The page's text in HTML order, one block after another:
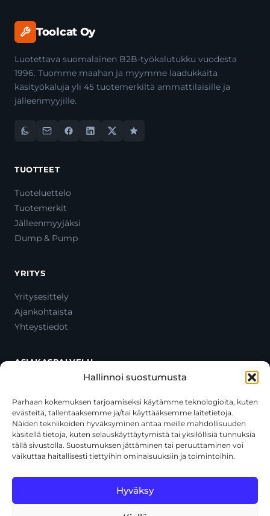
Hallinnoi suostumusta
Parhaan kokemuksen tarjoamiseksi käytämme teknologioita, kuten
evästeitä, tallentaaksemme ja/tai käyttääksemme laitetietoja.
Näiden tekniikoiden hyväksyminen antaa meille mahdollisuuden
käsitellä tietoja, kuten selauskäyttäytymistä tai yksilöllisiä tunnuksia
tällä sivustolla. Suostumuksen jättäminen tai peruuttaminen voi
vaikuttaa haitallisesti tiettyihin ominaisuuksiin ja toimintoihin.
Hyväksy
Toolcat Oy
Luotettava suomalainen B2B-työkalutukku vuodesta
1996. Tuomme maahan ja myymme laadukkaita
käsityökaluja yli 45 tuotemerkiltä ammattilaisille ja
jälleenmyyjille.
TUOTTEET
Tuoteluettelo
Tuotemerkit
Jälleenmyyjäksi
Dump & Pump
YRITYS
Yritysesittely
Ajankohtaista
Yhteystiedot
ASIAKASPALVELU
Oma tili
Maksutavat
Toimitustavat
Usein kysytyt kysymykset
+358 44 270 3795
asiakaspalvelu@toolcat.fi